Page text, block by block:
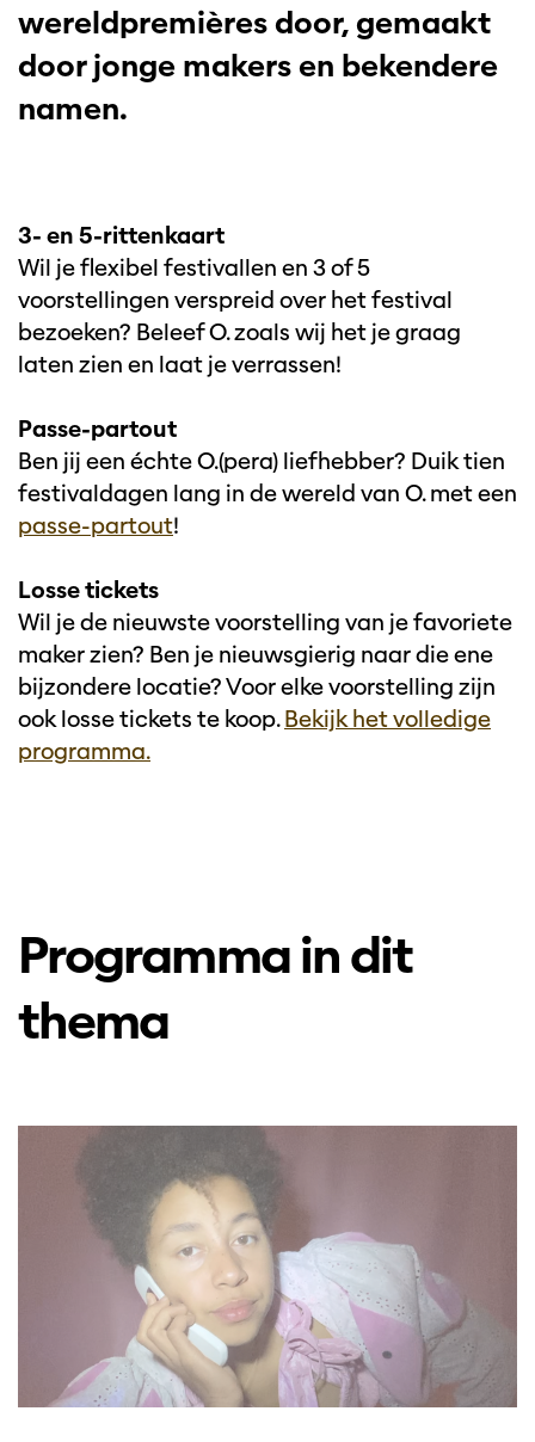
wereldpremières door, gemaakt
door jonge makers en bekendere
namen.
3- en 5-rittenkaart
Wil je flexibel festivallen en 3 of 5
voorstellingen verspreid over het festival
bezoeken? Beleef O. zoals wij het je graag
laten zien en laat je verrassen!
Passe-partout
Ben jij een échte O.(pera) liefhebber? Duik tien
festivaldagen lang in de wereld van O. met een
passe-partout!
Losse tickets
Wil je de nieuwste voorstelling van je favoriete
maker zien? Ben je nieuwsgierig naar die ene
bijzondere locatie? Voor elke voorstelling zijn
ook losse tickets te koop.Bekijk het volledige
programma.
Programma in dit
thema